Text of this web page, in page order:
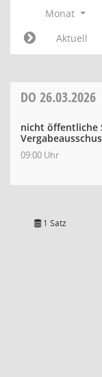
Monat
Aktuell
DO 26.03.2026
nicht öffentliche
09:00 Uhr
1 Satz